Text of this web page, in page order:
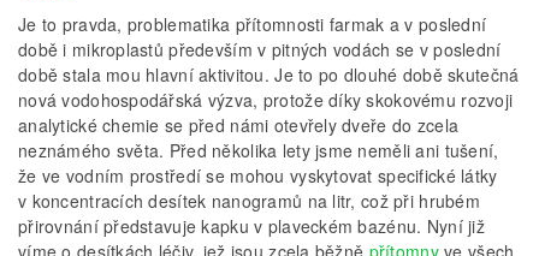
Je to pravda, problematika přítomnosti farmak a v poslední
době i mikro­plastů především v pitných vodách se v poslední
době stala mou hlavní aktivitou. Je to po dlouhé době skutečná
nová vodohospodářská výzva, protože díky skokovému rozvoji
analytické chemie se před námi otevřely dveře do zcela
neznámého světa. Před několika lety jsme neměli ani tušení,
že ve vodním prostředí se mohou vyskytovat specifické látky
v koncentracích desítek nanogramů na litr, což při hrubém
přirovnání představuje kapku v plaveckém bazénu. Nyní již
víme o desítkách léčiv, jež jsou zcela běžně přítomnyve všech